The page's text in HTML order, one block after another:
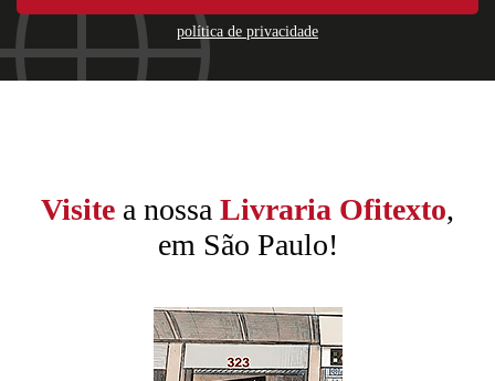
política de privacidade
Visite a nossa Livraria Ofitexto,
em São Paulo!